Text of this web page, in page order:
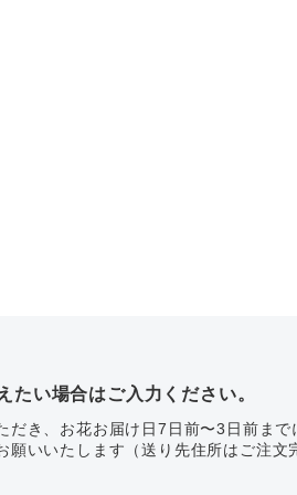
たい場合はご入力ください。
だき、お花お届け日7日前〜3日前まで
願いいたします（送り先住所はご注文